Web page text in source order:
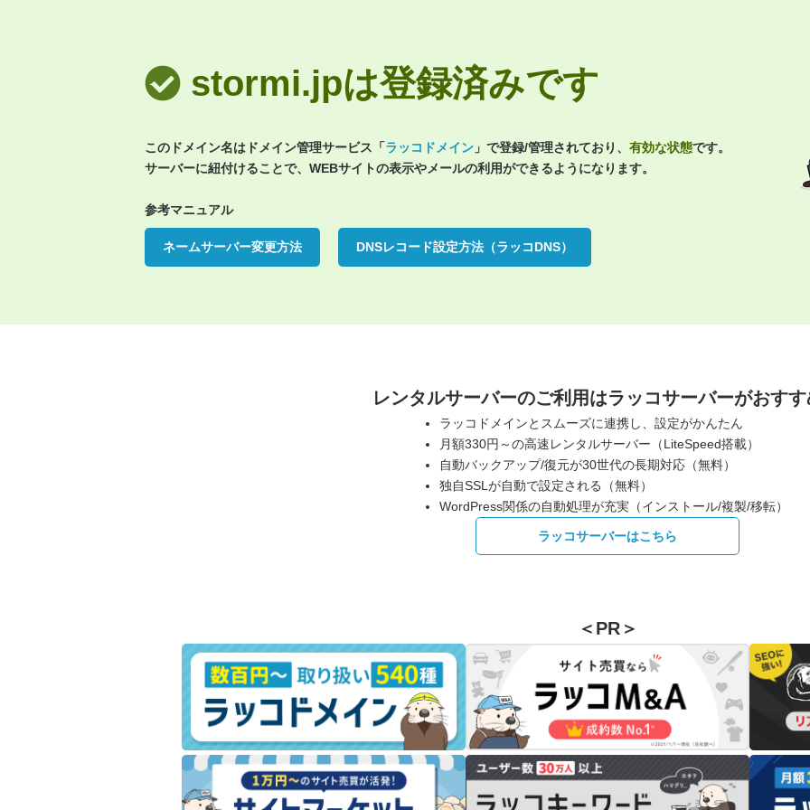
stormi.jpは登録済みです
このドメイン名はドメイン管理サービス「ラッコドメイン 」で登録/管理されており、 有効な状態です。
サーバーに紐付けることで、WEBサイトの表示やメールの利用ができるようになります。
参考マニュアル
ネームサーバー変更方法 DNSレコード設定方法（ラッコDNS）
レンタルサーバーのご利用はラッコサーバーがおす
ラッコドメインとスムーズに連携し、設定がかんたん
月額330円～の高速レンタルサーバー（LiteSpeed搭載）
自動バックアップ/復元が30世代の長期対応（無料）
独自SSLが自動で設定される（無料）
WordPress関係の自動処理が充実（インストール/複製/移転）
ラッコサーバーはこちら
＜PR＞